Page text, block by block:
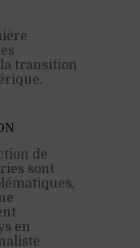
transition
de
sont
en